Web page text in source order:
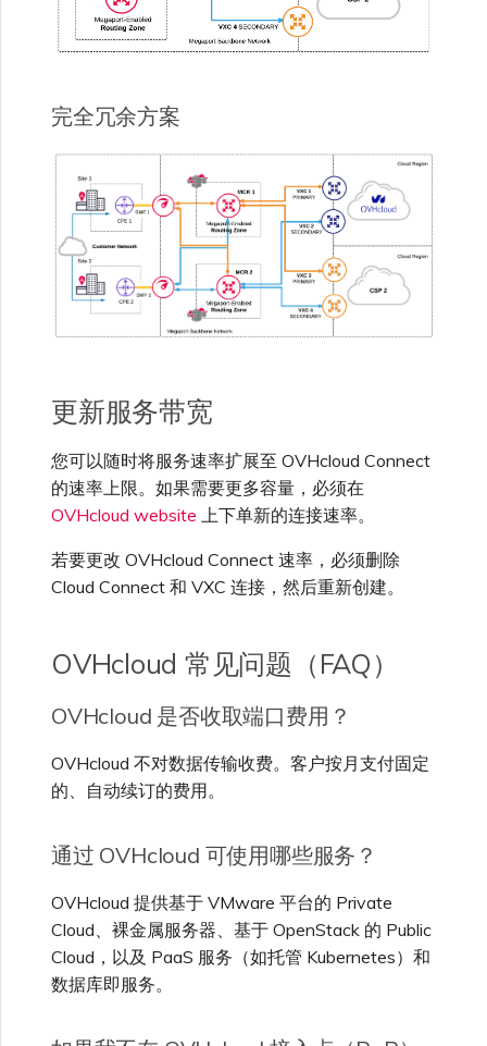
完全冗余方案
更新服务带宽
您可以随时将服务速率扩展至 OVHcloud Connect
的速率上限。如果需要更多容量，必须在
OVHcloud website 上下单新的连接速率。
若要更改 OVHcloud Connect 速率，必须删除
Cloud Connect 和 VXC 连接，然后重新创建。
OVHcloud 常见问题（FAQ）
OVHcloud 是否收取端口费用？
OVHcloud 不对数据传输收费。客户按月支付固定
的、自动续订的费用。
通过 OVHcloud 可使用哪些服务？
OVHcloud 提供基于 VMware 平台的 Private
Cloud、裸金属服务器、基于 OpenStack 的 Public
Cloud，以及 PaaS 服务（如托管 Kubernetes）和
数据库即服务。